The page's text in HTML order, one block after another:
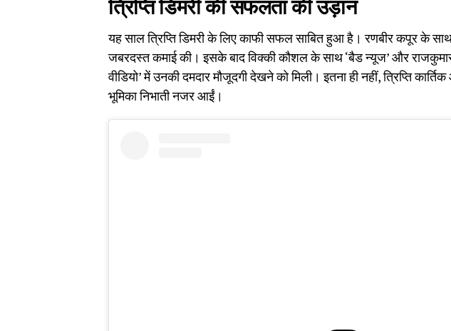
त्रिप्ति डिमरी की सफलता की उड़ान
यह साल त्रिप्ति डिमरी के लिए काफी सफल साबित हुआ है। रणबीर कपूर के
जबरदस्त कमाई की। इसके बाद विक्की कौशल के साथ ‘बैड न्यूज’ और राजकुमार
वीडियो’ में उनकी दमदार मौजूदगी देखने को मिली। इतना ही नहीं, त्रिप्ति
भूमिका निभाती नजर आईं।